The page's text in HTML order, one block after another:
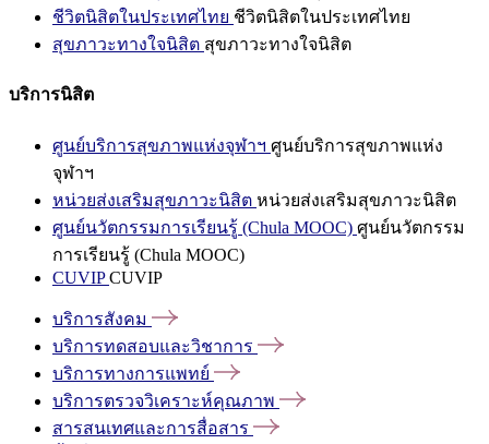
ชีวิตนิสิตในประเทศไทย ชีวิตนิสิตในประเทศไทย
สุขภาวะทางใจนิสิต สุขภาวะทางใจนิสิต
บริการนิสิต
ศูนย์บริการสุขภาพแห่งจุฬาฯ ศูนย์บริการสุขภาพแห่ง
จุฬาฯ
หน่วยส่งเสริมสุขภาวะนิสิต หน่วยส่งเสริมสุขภาวะนิสิต
ศูนย์นวัตกรรมการเรียนรู้ (Chula MOOC) ศูนย์นวัตกรรม
การเรียนรู้ (Chula MOOC)
CUVIPCUVIP
บริการสังคม
บริการทดสอบและวิชาการ
บริการทางการแพทย์
บริการตรวจวิเคราะห์คุณภาพ
สารสนเทศและการสื่อสาร